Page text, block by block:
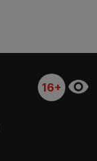
16+